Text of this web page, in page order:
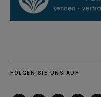
FOLGEN SIE UNS AUF